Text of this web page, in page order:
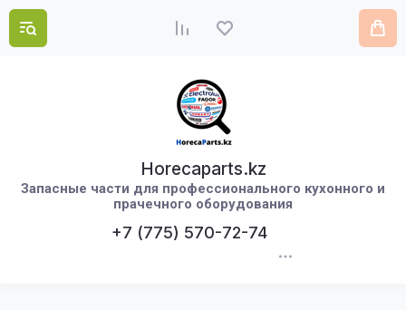
Horecaparts.kz
Запасные части для профессионального кухонного и
прачечного оборудования
+7 (775) 570-72-74